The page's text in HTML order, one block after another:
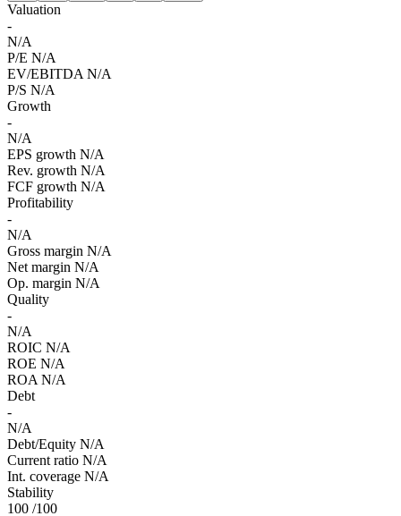
Valuation
-
N/A
P/E N/A
EV/EBITDA N/A
P/S N/A
Growth
-
N/A
EPS growth N/A
Rev. growth N/A
FCF growth N/A
Profitability
-
N/A
Gross margin N/A
Net margin N/A
Op. margin N/A
Quality
-
N/A
ROIC N/A
ROE N/A
ROA N/A
Debt
-
N/A
Debt/Equity N/A
Current ratio N/A
Int. coverage N/A
Stability
100 /100